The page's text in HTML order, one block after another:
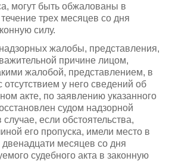
могут быть обжалованы в
трех месяцев со дня
силу.
жалобы, представления,
причине лицом,
жалобой, представлением, в
отсутствием у него сведений об
акте, по заявлению указанного
судом надзорной
случае, если обстоятельства,
его пропуска, имели место в
месяцев со дня
судебного акта в законную